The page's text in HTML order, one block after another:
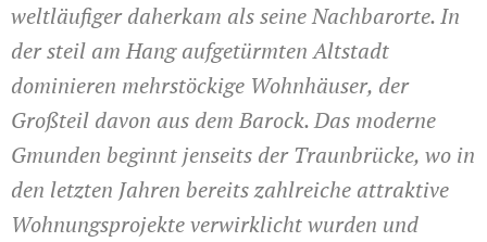
weltläufiger daherkam als seine Nachbarorte. In
der steil am Hang aufgetürmten Altstadt
dominieren mehrstöckige Wohnhäuser, der
Großteil davon aus dem Barock. Das moderne
Gmunden beginnt jenseits der Traunbrücke, wo in
den letzten Jahren bereits zahlreiche attraktive
Wohnungsprojekte verwirklicht wurden und